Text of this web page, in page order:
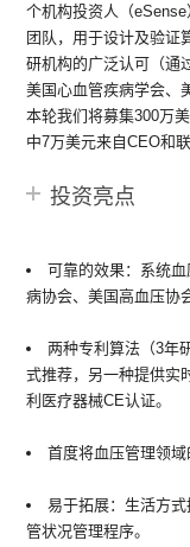
个机构投资人（
团队，用于设计及验证
研机构的广泛认可（通
美国心血管疾病学会、
本轮我们将募集300万
中7万美元来自CEO和
投资亮点
可靠的效果：系统
病协会、美国高血压协
两种专利算法（3年
式推荐，另一种提供实
利医疗器械CE认证。
首度将血压管理领域
易于拓展：生活方
管状况管理程序。